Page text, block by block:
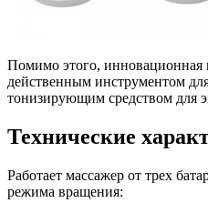
Помимо этого, инновационная
действенным инструментом
тонизирующим средством для
Технические
Работает массажер от трех
режима вращения: